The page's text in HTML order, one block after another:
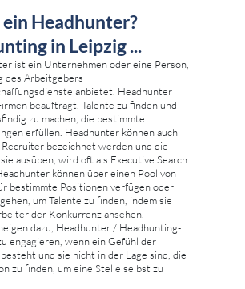
Headhunter?
in Leipzig ...
ist ein Unternehmen oder eine Person,
des Arbeitgebers
anbietet. Headhunter
beauftragt, Talente zu finden und
zu machen, die bestimmte
erfüllen. Headhunter können auch
bezeichnet werden und die
ausüben, wird oft als Executive Search
können über einen Pool von
bestimmte Positionen verfügen oder
um Talente zu finden, indem sie
der Konkurrenz ansehen.
dazu, Headhunter / Headhunting-
engagieren, wenn ein Gefühl der
und sie nicht in der Lage sind, die
zu finden, um eine Stelle selbst zu